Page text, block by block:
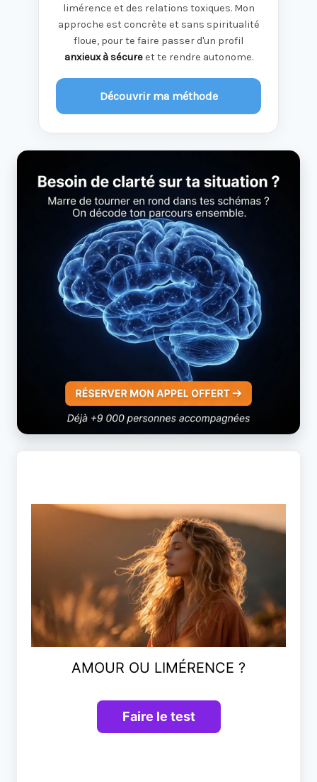
limérence et des relations toxiques. Mon
approche est concrète et sans spiritualité
floue, pour te faire passer d'un profil
anxieux à sécureet te rendre autonome.
Découvrir ma méthode
AMOUR OU LIMÉRENCE ?